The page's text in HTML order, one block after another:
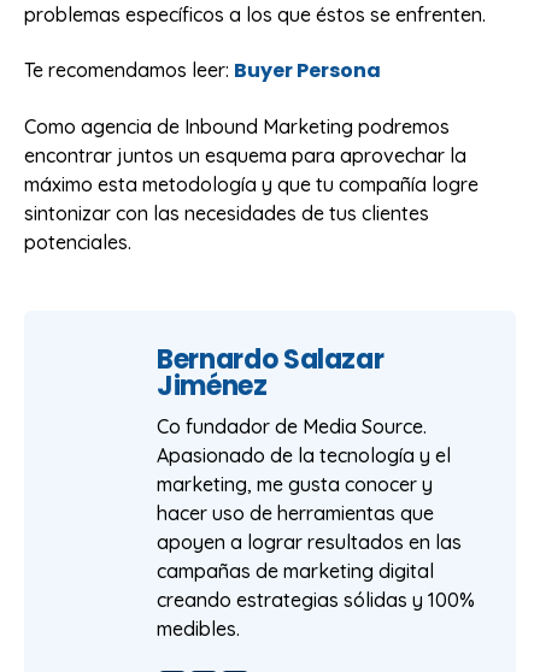
problemas específicos a los que éstos se enfrenten.
Te recomendamos leer: Buyer Persona
Como agencia de Inbound Marketing podremos
encontrar juntos un esquema para aprovechar la
máximo esta metodología y que tu compañía logre
sintonizar con las necesidades de tus clientes
potenciales.
Bernardo Salazar
Jiménez
Co fundador de Media Source.
Apasionado de la tecnología y el
marketing, me gusta conocer y
hacer uso de herramientas que
apoyen a lograr resultados en las
campañas de marketing digital
creando estrategias sólidas y 100%
medibles.